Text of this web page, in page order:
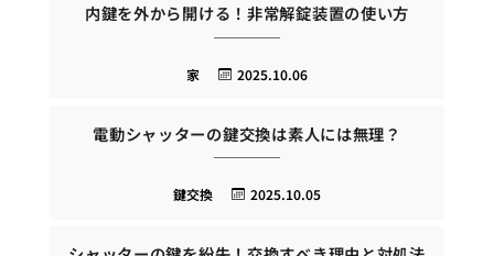
内鍵を外から開ける！非常解錠装置の使い方
2025.10.06
家
電動シャッターの鍵交換は素人には無理？
2025.10.05
鍵交換